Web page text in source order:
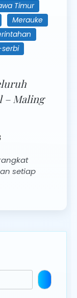
Timur
Merauke
– Maling
setiap